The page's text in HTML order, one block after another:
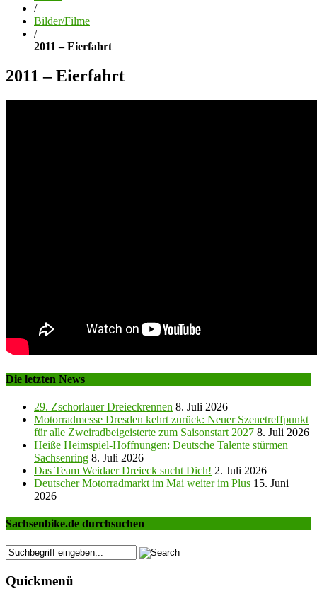
/
Bilder/Filme
/
2011 – Eierfahrt
2011 – Eierfahrt
Die letzten News
29. Zschorlauer Dreieckrennen 8. Juli 2026
Motorradmesse Dresden kehrt zurück: Neuer Szenetreffpunkt
für alle Zweiradbeigeisterte zum Saisonstart 2027 8. Juli 2026
Heiße Heimspiel-Hoffnungen: Deutsche Talente stürmen
Sachsenring 8. Juli 2026
Das Team Weidaer Dreieck sucht Dich! 2. Juli 2026
Deutscher Motorradmarkt im Mai weiter im Plus 15. Juni
2026
Sachsenbike.de durchsuchen
Quickmenü